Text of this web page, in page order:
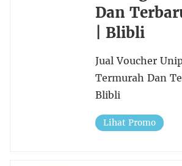
Dan
| Blibli
Jual Voucher
Termurah Dan
Blibli
Lihat Promo